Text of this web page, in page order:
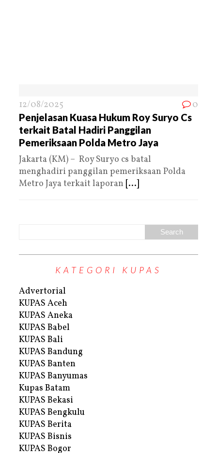
12/08/2025 0
Penjelasan Kuasa Hukum Roy Suryo Cs
terkait Batal Hadiri Panggilan
Pemeriksaan Polda Metro Jaya
Jakarta (KM) – Roy Suryo cs batal
menghadiri panggilan pemeriksaan Polda
Metro Jaya terkait laporan [...]
KATEGORI KUPAS
Advertorial
KUPAS Aceh
KUPAS Aneka
KUPAS Babel
KUPAS Bali
KUPAS Bandung
KUPAS Banten
KUPAS Banyumas
Kupas Batam
KUPAS Bekasi
KUPAS Bengkulu
KUPAS Berita
KUPAS Bisnis
KUPAS Bogor